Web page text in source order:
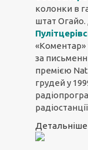
колонки в
штат Огайо.
«Коментар»
за
премією
грудей у
Детальніше